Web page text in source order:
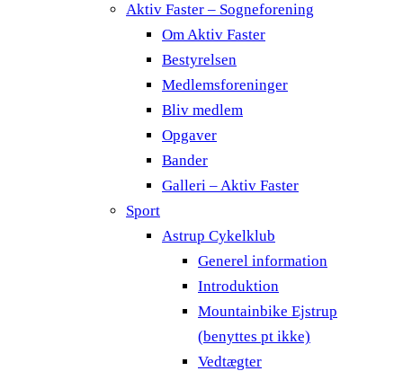
Aktiv Faster – Sogneforening
Om Aktiv Faster
Bestyrelsen
Medlemsforeninger
Bliv medlem
Opgaver
Bander
Galleri – Aktiv Faster
Sport
Astrup Cykelklub
Generel information
Introduktion
Mountainbike Ejstrup
(benyttes pt ikke)
Vedtægter